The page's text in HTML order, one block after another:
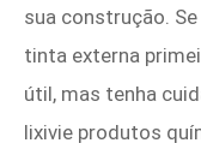
sua construção.
tinta externa
útil, mas tenha
lixivie produtos